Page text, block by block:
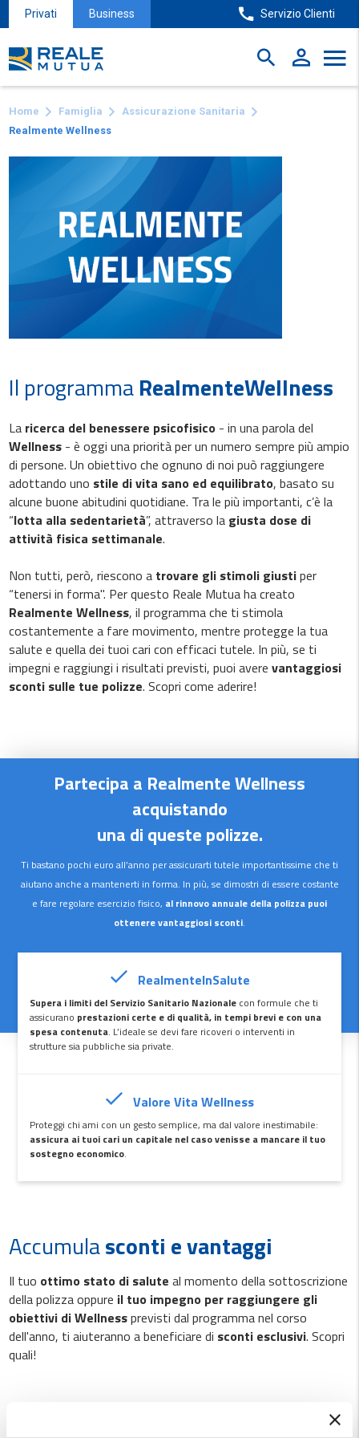
Privati Business Servizio Clienti
Home Famiglia
Assicurazione Sanitaria
Realmente Wellness
Il programmaRealmenteWellness
La ricerca del benessere psicofisico - in una parola del
Wellness - è oggi una priorità per un numero sempre più ampio
di persone. Un obiettivo che ognuno di noi può raggiungere
adottando uno stile di vita sano ed equilibrato, basato su
alcune buone abitudini quotidiane. Tra le più importanti, c’è la
“lotta alla sedentarietà”, attraverso la giusta dose di
attività fisica settimanale.
Non tutti, però, riescono atrovare gli stimoli giustiper
“tenersi in forma". Per questo Reale Mutua ha creato
Realmente Wellness, il programma che ti stimola
costantemente a fare movimento, mentre protegge la tua
salute e quella dei tuoi cari con efficaci tutele. In più, se ti
impegni e raggiungi i risultati previsti, puoi avere vantaggiosi
sconti sulle tue polizze. Scopri come aderire!
Partecipa a Realmente Wellness
acquistando
una di queste polizze.
Ti bastano pochi euro all’anno per assicurarti tutele importantissime che ti
aiutano anche a mantenerti in forma. In più, se dimostri di essere costante
e fare regolare esercizio fisico, al rinnovo annuale della polizza puoi
ottenere vantaggiosi sconti.
RealmenteInSalute
Supera i limiti del Servizio Sanitario Nazionale con formule che ti
assicurano prestazioni certe e di qualità, in tempi brevi e con una
spesa contenuta. L’ideale se devi fare ricoveri o interventi in
strutture sia pubbliche sia private.
Valore Vita Wellness
Proteggi chi ami con un gesto semplice, ma dal valore inestimabile:
assicura ai tuoi cari un capitale nel caso venisse a mancare il tuo
sostegno economico.
Accumulasconti e vantaggi
Il tuo ottimo stato di salute al momento della sottoscrizione
della polizza oppure il tuo impegno per raggiungere gli
obiettivi di Wellnessprevisti dal programma nel corso
dell'anno, ti aiuteranno a beneficiare di sconti esclusivi. Scopri
quali!